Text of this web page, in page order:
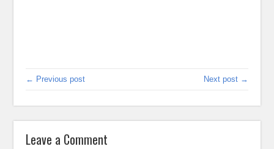
← Previous post Next post →
Leave a Comment